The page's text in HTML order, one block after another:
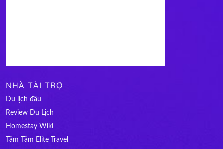
NHÀ TÀI TRỢ
Du lịch đâu
Review Du Lịch
Homestay Wiki
Tâm Tâm Elite Travel